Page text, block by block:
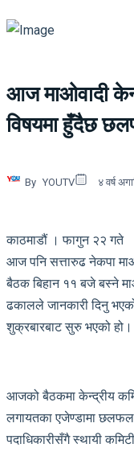
आज माओवादी
विषयमा हुँदैछ
By YOUTV ४ वर्ष
काठमाडौं । फागुन २२ गते
आज पनि सत्तारुढ नेकपा
बैठक बिहान ११ बजे बस्ने
ढकालले जानकारी दिनु
शुक्रबारबाट सुरु भएको हो।
आजको बैठकमा केन्द्रीय
लगायतका एजेण्डामा
पदाधिकारीसँगै स्थायी